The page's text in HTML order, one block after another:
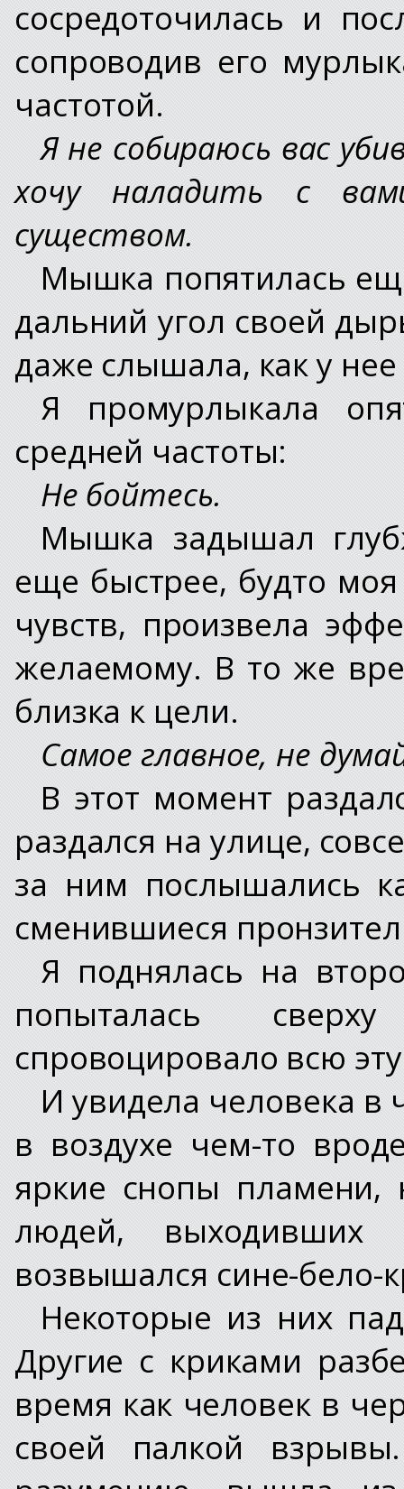
сосредоточилась и
сопроводив его
частотой.
Я не собираюсь вас
хочу наладить с
существом.
Мышка попятилась
дальний угол своей
даже слышала, как у нее
Я промурлыкала
средней частоты:
Не бойтесь.
Мышка задышал
еще быстрее, будто
чувств, произвела
желаемому. В то же
близка к цели.
Самое главное, не
В этот момент
раздался на улице,
за ним послышались
сменившиеся
Я поднялась на
попыталась
спровоцировало всю эту
И увидела человека в
в воздухе чем-то
яркие снопы пламени,
людей,
возвышался сине-бело-
Некоторые из них
Другие с криками
время как человек в
своей палкой